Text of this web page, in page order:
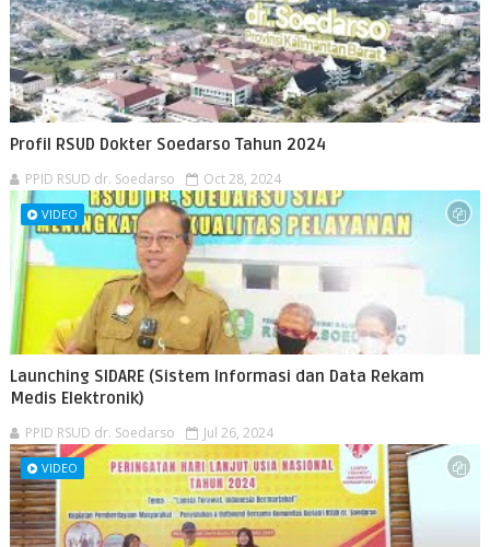
Profil RSUD Dokter Soedarso Tahun 2024
PPID RSUD dr. Soedarso Oct 28, 2024
VIDEO
Launching SIDARE (Sistem Informasi dan Data Rekam
Medis Elektronik)
PPID RSUD dr. Soedarso Jul 26, 2024
VIDEO